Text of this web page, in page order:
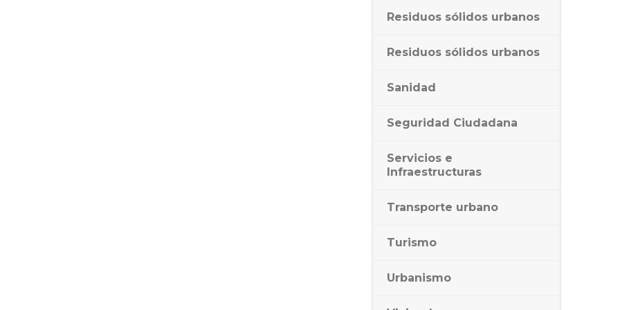
Residuos sólidos urbanos
Residuos sólidos urbanos
Sanidad
Seguridad Ciudadana
Servicios e
Infraestructuras
Transporte urbano
Turismo
Urbanismo